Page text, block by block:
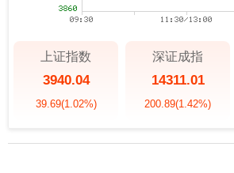
上证指数
3940.04
39.69(1.02%)
深证成指
14311.01
200.89(1.42%)